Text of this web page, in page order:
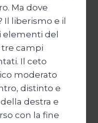
Ma dove
liberismo e il
elementi del
campi
Il ceto
moderato
distinto e
destra e
con la fine